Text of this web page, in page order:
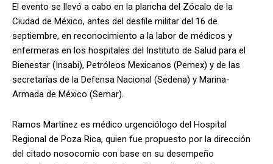
El evento se llevó a cabo en la plancha del Zócalo de la
Ciudad de México, antes del desfile militar del 16 de
septiembre, en reconocimiento a la labor de médicos y
enfermeras en los hospitales del Instituto de Salud para el
Bienestar (Insabi), Petróleos Mexicanos (Pemex) y de las
secretarías de la Defensa Nacional (Sedena) y Marina-
Armada de México (Semar).
Ramos Martínez es médico urgenciólogo del Hospital
Regional de Poza Rica, quien fue propuesto por la dirección
del citado nosocomio con base en su desempeño